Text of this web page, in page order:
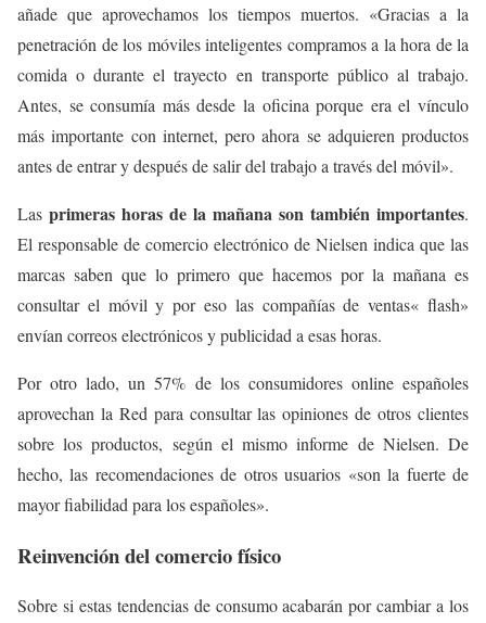
añade que aprovechamos los tiempos muertos. «Gracias a la
penetración de los móviles inteligentes compramos a la hora de la
comida o durante el trayecto en transporte público al trabajo.
Antes, se consumía más desde la oficina porque era el vínculo
más importante con internet, pero ahora se adquieren productos
antes de entrar y después de salir del trabajo a través del móvil».
Las primeras horas de la mañana son también importantes.
El responsable de comercio electrónico de Nielsen indica que las
marcas saben que lo primero que hacemos por la mañana es
consultar el móvil y por eso las compañías de ventas« flash»
envían correos electrónicos y publicidad a esas horas.
Por otro lado, un 57% de los consumidores online españoles
aprovechan la Red para consultar las opiniones de otros clientes
sobre los productos, según el mismo informe de Nielsen. De
hecho, las recomendaciones de otros usuarios «son la fuerte de
mayor fiabilidad para los españoles».
Reinvención del comercio físico
Sobre si estas tendencias de consumo acabarán por cambiar a los